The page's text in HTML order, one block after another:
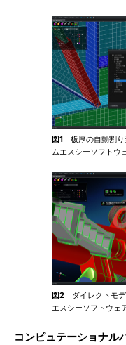
図1 板厚の自動割り
ムエスシーソフト
図2 ダイレクトモ
エスシーソフトウ
コンピュテーショナル